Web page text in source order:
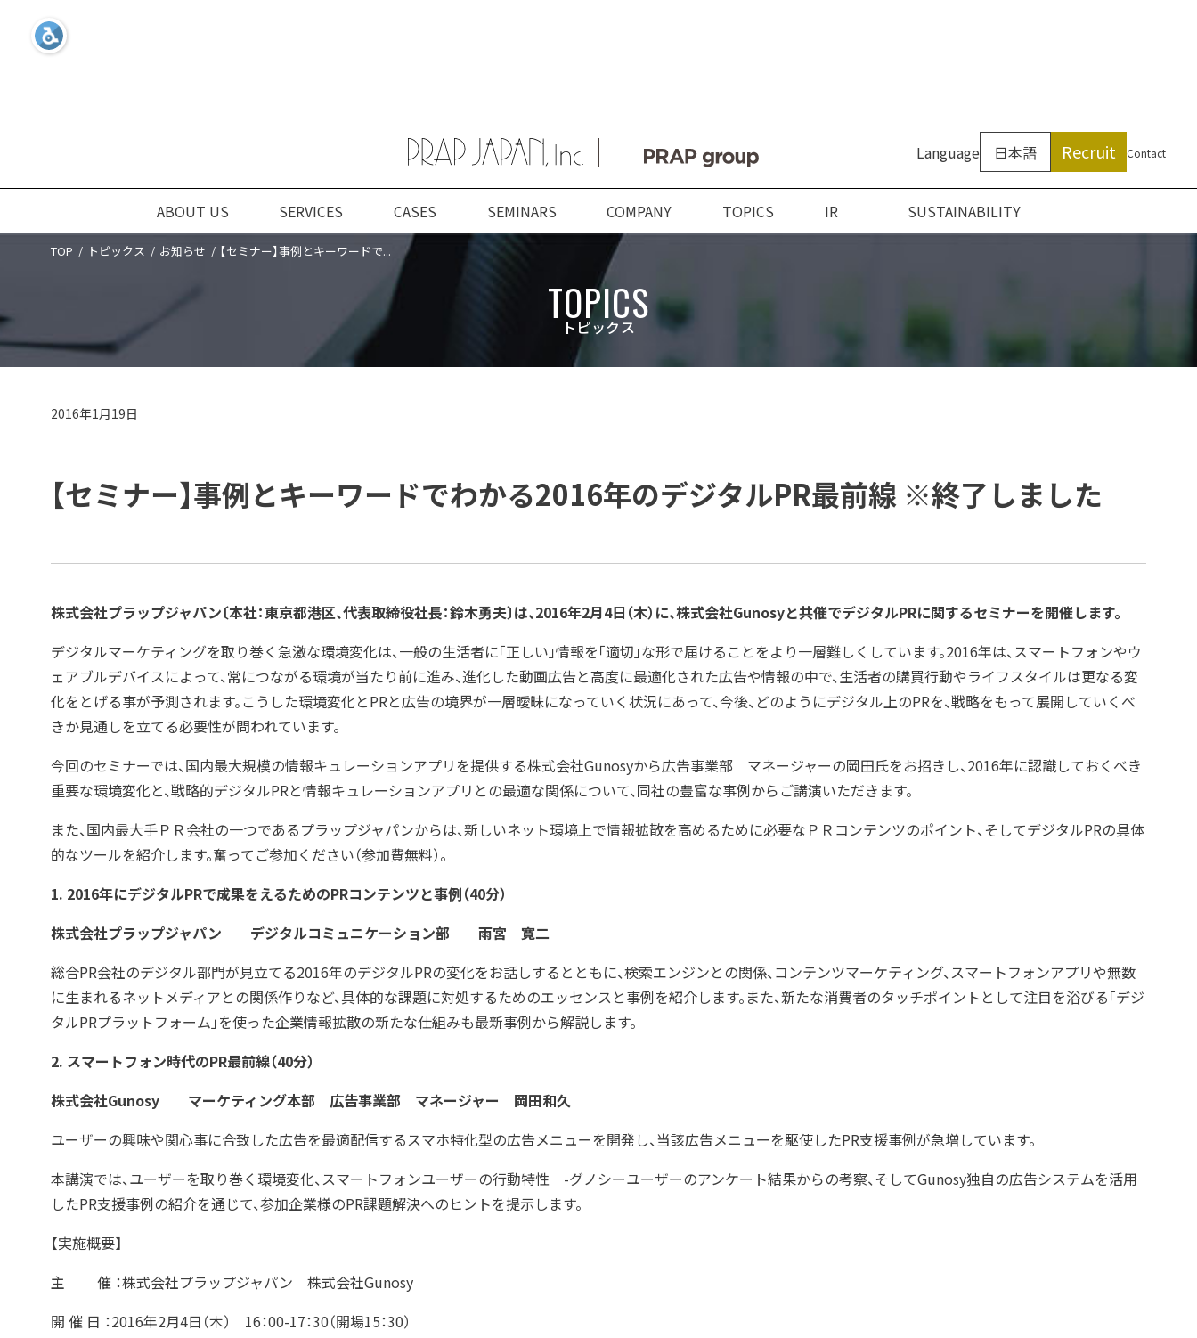
Language 日本語 Recruit Contact
ABOUT US SERVICES CASES SEMINARS COMPANY TOPICS IR SUSTAINABILITY
ABOUT US
プラップジャパンについて
SERVICES
サービス
COMPANY
企業情報
プラップグループ
アクセス
TOPICS
新着情報
TOP トピックス お知らせ 【セミナー】事例とキーワードで...
TOPICS
トピックス
2016年1月19日
【セミナー】事例とキーワードでわかる2016年のデジタルPR最前線 ※終了しました
株式会社プラップジャパン〔本社：東京都港区、代表取締役社長：鈴木勇夫〕は、2016年2月4日（木）に、株式会社Gunosyと共催でデジタルPRに関するセミナーを開催します。
デジタルマーケティングを取り巻く急激な環境変化は、一般の生活者に「正しい」情報を「適切」な形で届けることをより一層難しくしています。2016年は、スマートフォンやウ
ェアブルデバイスによって、常につながる環境が当たり前に進み、進化した動画広告と高度に最適化された広告や情報の中で、生活者の購買行動やライフスタイルは更なる変
化をとげる事が予測されます。こうした環境変化とPRと広告の境界が一層曖昧になっていく状況にあって、今後、どのようにデジタル上のPRを、戦略をもって展開していくべ
きか見通しを立てる必要性が問われています。
今回のセミナーでは、国内最大規模の情報キュレーションアプリを提供する株式会社Gunosyから広告事業部 マネージャーの岡田氏をお招きし、2016年に認識しておくべき
重要な環境変化と、戦略的デジタルPRと情報キュレーションアプリとの最適な関係について、同社の豊富な事例からご講演いただきます。
また、国内最大手ＰＲ会社の一つであるプラップジャパンからは、新しいネット環境上で情報拡散を高めるために必要なＰＲコンテンツのポイント、そしてデジタルPRの具体
的なツールを紹介します。奮ってご参加ください（参加費無料）。
1. 2016年にデジタルPRで成果をえるためのPRコンテンツと事例（40分）
株式会社プラップジャパン デジタルコミュニケーション部 雨宮 寛二
総合PR会社のデジタル部門が見立てる2016年のデジタルPRの変化をお話しするとともに、検索エンジンとの関係、コンテンツマーケティング、スマートフォンアプリや無数
に生まれるネットメディアとの関係作りなど、具体的な課題に対処するためのエッセンスと事例を紹介します。また、新たな消費者のタッチポイントとして注目を浴びる「デジ
タルPRプラットフォーム」を使った企業情報拡散の新たな仕組みも最新事例から解説します。
2. スマートフォン時代のPR最前線（40分）
株式会社Gunosy マーケティング本部 広告事業部 マネージャー 岡田和久
ユーザーの興味や関心事に合致した広告を最適配信するスマホ特化型の広告メニューを開発し、当該広告メニューを駆使したPR支援事例が急増しています。
本講演では、ユーザーを取り巻く環境変化、スマートフォンユーザーの行動特性 -グノシーユーザーのアンケート結果からの考察、そしてGunosy独自の広告システムを活用
したPR支援事例の紹介を通じて、参加企業様のPR課題解決へのヒントを提示します。
【実施概要】
主 催 ：株式会社プラップジャパン 株式会社Gunosy
開 催 日 ：2016年2月4日（木） 16：00-17：30（開場15：30）